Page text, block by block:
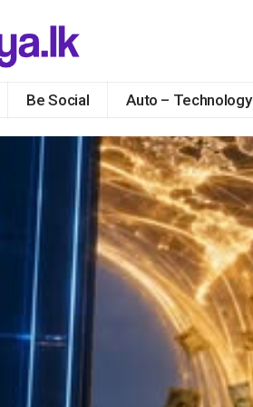
Be Social Auto – Technology